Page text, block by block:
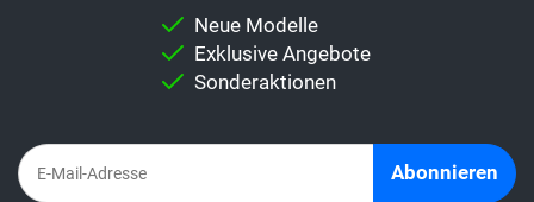
Vergleiche niemals direkt eine
Leasingrate mit dem Auto-Abo. Denn im
Abo-Abo sind alles Kosten rund ums Auto
deckt meist nur die Finanzierung.
Neue Modelle
Exklusive Angebote
Sonderaktionen
Abonnieren